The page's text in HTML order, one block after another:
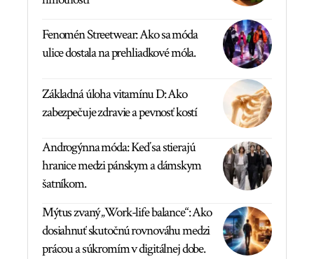
Fenomén Streetwear: Ako sa móda
ulice dostala na prehliadkové móla.
Základná úloha vitamínu D: Ako
zabezpečuje zdravie a pevnosť kostí
Androgýnna móda: Keď sa stierajú
hranice medzi pánskym a dámskym
šatníkom.
Mýtus zvaný „Work-life balance“: Ako
dosiahnuť skutočnú rovnováhu medzi
prácou a súkromím v digitálnej dobe.